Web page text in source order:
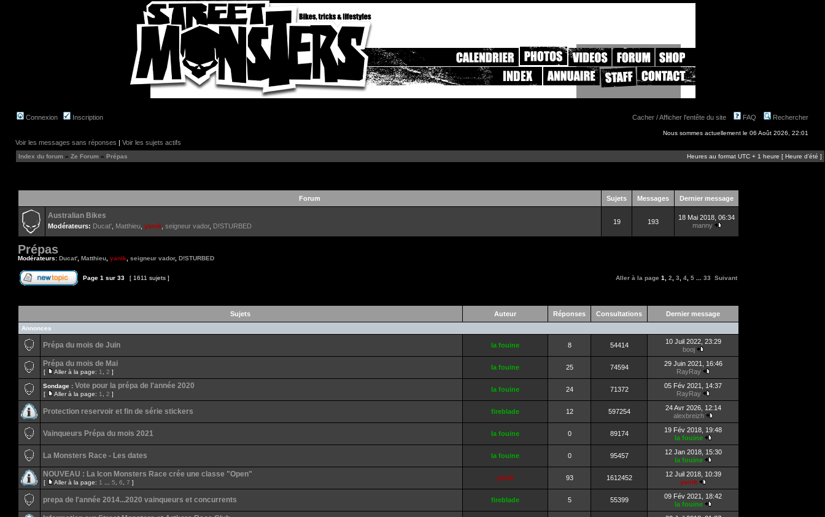
Connexion Inscription Cacher / Afficher l'entête du site FAQ Rechercher
Nous sommes actuellement le 06 Août 2026, 22:01
Voir les messages sans réponses | Voir les sujets actifs
Index du forum » Ze Forum » Prépas Heures au format UTC + 1 heure [ Heure d’été ]
Forum Sujets Messages Dernier message
Australian Bikes
Modérateurs: Ducat' Matthieu yanik seigneur vador, D!STURBED
19 193
18 Mai 2018, 06:34
manny
Prépas
Modérateurs: Ducat' Matthieu yanik seigneur vador, D!STURBED
Page 1 sur 33 [ 1611 sujets ] Aller à la page 1 2 3 4 5 33 Suivant
Sujets Auteur Réponses Consultations Dernier message
Annonces
Prépa du mois de Juin la fouine 8 54414
10 Juil 2022, 23:29
booj
Prépa du mois de Mai
[ Aller à la page: 1 2 ]
la fouine 25 74594
29 Juin 2021, 16:46
RayRay
Sondage : Vote pour la prépa de l'année 2020
[ Aller à la page: 1 2 ]
la fouine 24 71372
05 Fév 2021, 14:37
RayRay
Protection reservoir et fin de série stickers fireblade 12 597254
24 Avr 2026, 12:14
alexbreizh
Vainqueurs Prépa du mois 2021 la fouine 0 89174
19 Fév 2018, 19:48
la fouine
La Monsters Race - Les dates la fouine 0 95457
12 Jan 2018, 15:30
la fouine
NOUVEAU : La Icon Monsters Race crée une classe "Open"
[ Aller à la page: 1 5 6 7 ]
yanik 93 1612452
12 Juil 2018, 10:39
yanik
prepa de l'année 2014...2020 vainqueurs et concurrents fireblade 5 55399
09 Fév 2021, 18:42
la fouine